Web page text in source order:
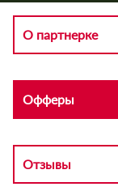
О партнерке
Офферы
Отзывы